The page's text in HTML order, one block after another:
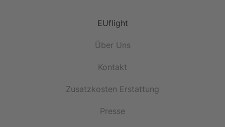
EUflight
Über Uns
Kontakt
Zusatzkosten Erstattung
Presse